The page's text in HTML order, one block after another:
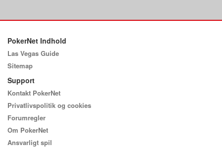
PokerNet Indhold
Las Vegas Guide
Sitemap
Support
Kontakt PokerNet
Privatlivspolitik og cookies
Forumregler
Om PokerNet
Ansvarligt spil